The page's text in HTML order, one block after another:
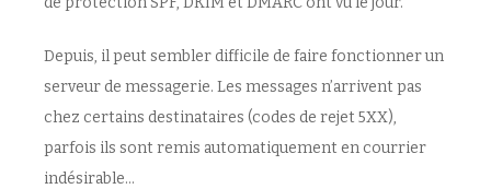
Depuis, il peut sembler difficile de faire fonctionner un
serveur de messagerie. Les messages n’arrivent pas
chez certains destinataires (codes de rejet 5XX),
parfois ils sont remis automatiquement en courrier
indésirable…